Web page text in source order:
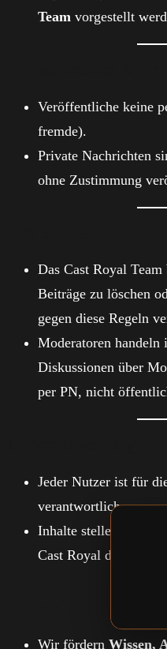
Team vorgestellt
Veröffentliche keine
fremde).
Private Nachrichten
ohne Zustimmung
Das Cast Royal
Beiträge zu löschen
gegen diese Regeln
Moderatoren
Diskussionen über
per PN, nicht
Jeder Nutzer ist für
verantwortlich.
Inhalte stellen nicht
Cast Royal dar.
Wir fördern Wissen,